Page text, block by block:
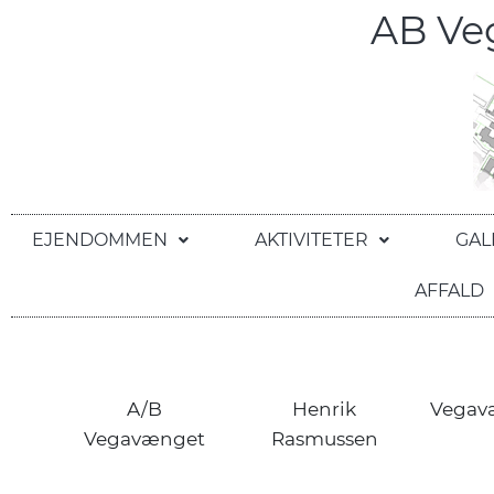
AB
EJENDOMMEN AKTIVITETER
AFFALD
A/B
Vegavænget
Henrik
Rasmussen